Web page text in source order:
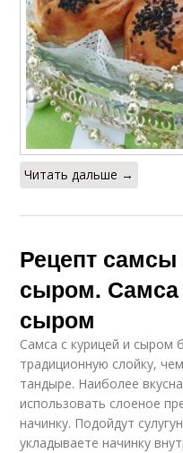
Читать дальше →
Рецепт самсы
сыром. Самса
сыром
Самса с курицей и сыром
традиционную слойку,
тандыре. Наиболее
использовать слоеное
начинку. Подойдут
укладываете начинку